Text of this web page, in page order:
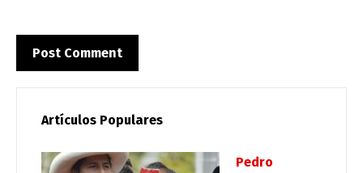
Artículos Populares
Pedro